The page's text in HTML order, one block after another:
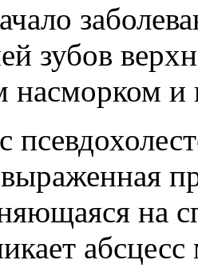
зубов
насморком и
выраженная
на